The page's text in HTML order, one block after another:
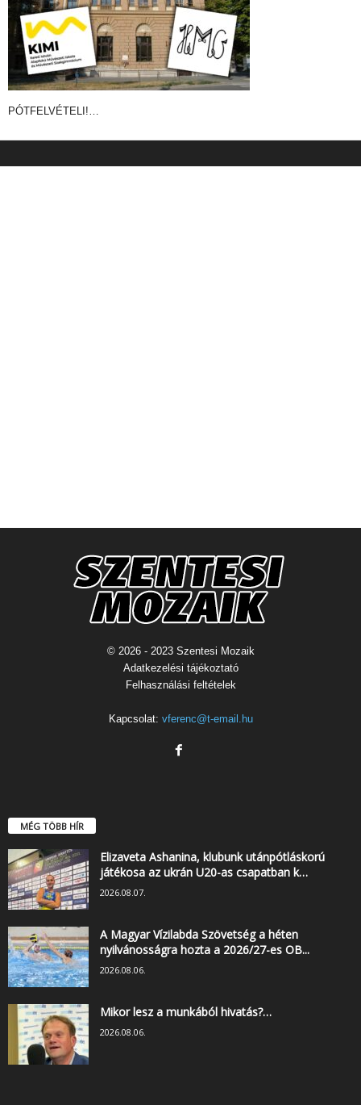
PÓTFELVÉTELI!…
© 2026 - 2023 Szentesi Mozaik
Adatkezelési tájékoztató
Felhasználási feltételek
Kapcsolat: vferenc@t-email.hu
MÉG TÖBB HÍR
Elizaveta Ashanina, klubunk utánpótláskorú
játékosa az ukrán U20-as csapatban k…
2026.08.07.
A Magyar Vízilabda Szövetség a héten
nyilvánosságra hozta a 2026/27-es OB...
2026.08.06.
Mikor lesz a munkából hivatás?…
2026.08.06.